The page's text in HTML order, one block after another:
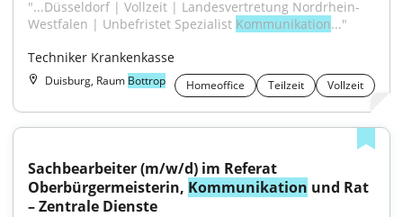
"...Düsseldorf | Vollzeit | Landesvertretung Nordrhein-
Westfalen | Unbefristet Spezialist Kommunikation..."
Techniker Krankenkasse
Duisburg, Raum Bottrop Homeoffice Teilzeit Vollzeit
Sachbearbeiter (m/w/d) im Referat
Oberbürgermeisterin, Kommunikation und Rat
– Zentrale Dienste